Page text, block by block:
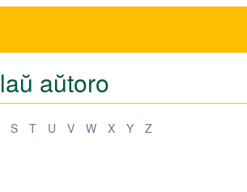
aŭtoro
S T U V W X Y
Z